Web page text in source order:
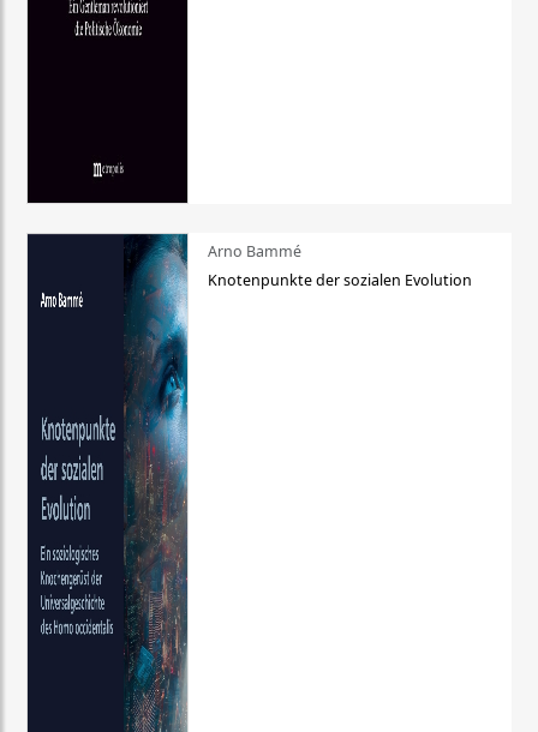
Arno Bammé
Knotenpunkte der sozialen Evolution